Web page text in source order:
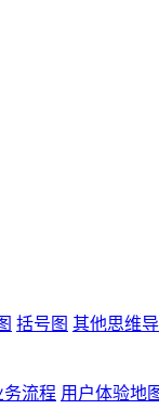
括号图 其他思维
务流程 用户体验地